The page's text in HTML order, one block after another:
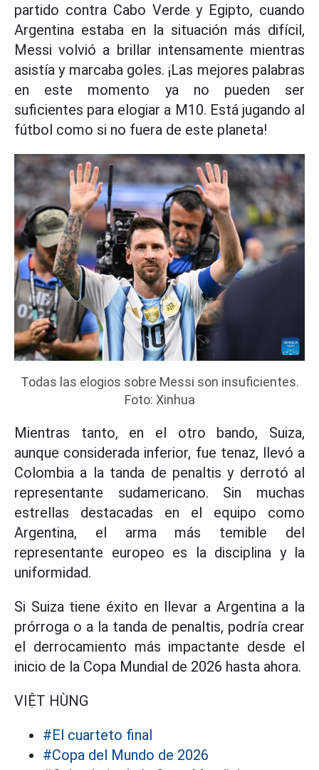
partido contra Cabo Verde y Egipto, cuando
Argentina estaba en la situación más difícil,
Messi volvió a brillar intensamente mientras
asistía y marcaba goles. ¡Las mejores palabras
en este momento ya no pueden ser
suficientes para elogiar a M10. Está jugando al
fútbol como si no fuera de este planeta!
Todas las elogios sobre Messi son insuficientes.
Foto: Xinhua
Mientras tanto, en el otro bando, Suiza,
aunque considerada inferior, fue tenaz, llevó a
Colombia a la tanda de penaltis y derrotó al
representante sudamericano. Sin muchas
estrellas destacadas en el equipo como
Argentina, el arma más temible del
representante europeo es la disciplina y la
uniformidad.
Si Suiza tiene éxito en llevar a Argentina a la
prórroga o a la tanda de penaltis, podría crear
el derrocamiento más impactante desde el
inicio de la Copa Mundial de 2026 hasta ahora.
VIỆT HÙNG
#El cuarteto final
#Copa del Mundo de 2026